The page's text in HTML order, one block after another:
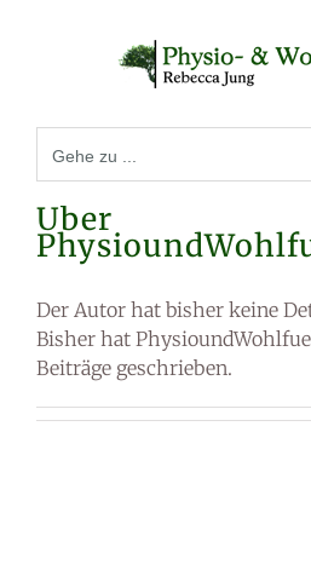
Gehe zu ...
Über
Der Autor hat bisher keine
Bisher hat
Beiträge geschrieben.